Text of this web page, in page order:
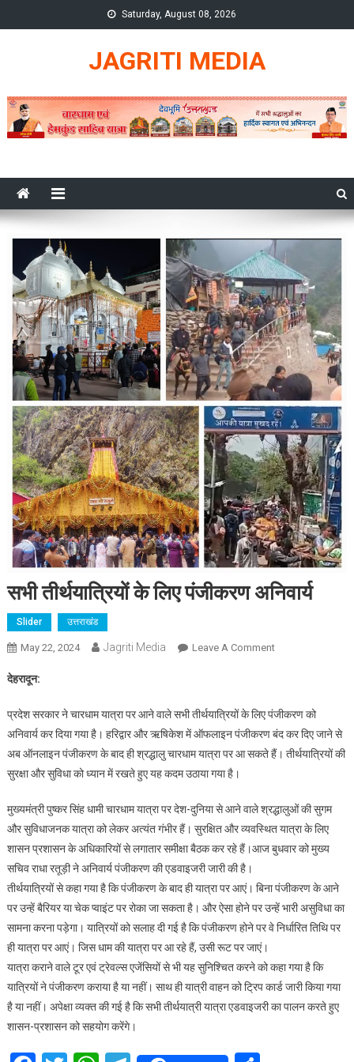
to
Saturday, August 08, 2026
JAGRITI MEDIA
सभी तीर्थयात्रियों के लिए पंजीकरण अनिवार्य
Slider उत्तराखंड
May 22, 2024 Jagriti Media Leave A CommentOn
लिए
पंजीकरण
अनिवार्य
देहरादून:
प्रदेश सरकार ने चारधाम यात्रा पर आने वाले सभी तीर्थयात्रियों के लिए पंजीकरण को
अनिवार्य कर दिया गया है। हरिद्वार और ऋषिकेश में ऑफलाइन पंजीकरण बंद कर दिए जाने से
अब ऑनलाइन पंजीकरण के बाद ही श्रद्धालु चारधाम यात्रा पर आ सकते हैं। तीर्थयात्रियों की
सुरक्षा और सुविधा को ध्यान में रखते हुए यह कदम उठाया गया है।
मुख्यमंत्री पुष्कर सिंह धामी चारधाम यात्रा पर देश-दुनिया से आने वाले श्रद्धालुओं की सुगम
और सुविधाजनक यात्रा को लेकर अत्यंत गंभीर हैं। सुरक्षित और व्यवस्थित यात्रा के लिए
शासन प्रशासन के अधिकारियों से लगातार समीक्षा बैठक कर रहे हैं।आज बुधवार को मुख्य
सचिव राधा रतूड़ी ने अनिवार्य पंजीकरण की एडवाइजरी जारी की है।
तीर्थयात्रियों से कहा गया है कि पंजीकरण के बाद ही यात्रा पर आएं। बिना पंजीकरण के आने
पर उन्हें बैरियर या चेक प्वाइंट पर रोका जा सकता है। और ऐसा होने पर उन्हें भारी असुविधा का
सामना करना पड़ेगा। यात्रियों को सलाह दी गई है कि पंजीकरण होने पर वे निर्धारित तिथि पर
ही यात्रा पर आएं। जिस धाम की यात्रा पर आ रहे हैं, उसी रूट पर जाएं।
यात्रा कराने वाले टूर एवं ट्रेवल्स एजेंसियों से भी यह सुनिश्चित करने को कहा गया है कि
यात्रियों ने पंजीकरण कराया है या नहीं। साथ ही यात्री वाहन को ट्रिप कार्ड जारी किया गया
है या नहीं। अपेक्षा व्यक्त की गई है कि सभी तीर्थयात्री यात्रा एडवाइजरी का पालन करते हुए
शासन-प्रशासन को सहयोग करेंगे।